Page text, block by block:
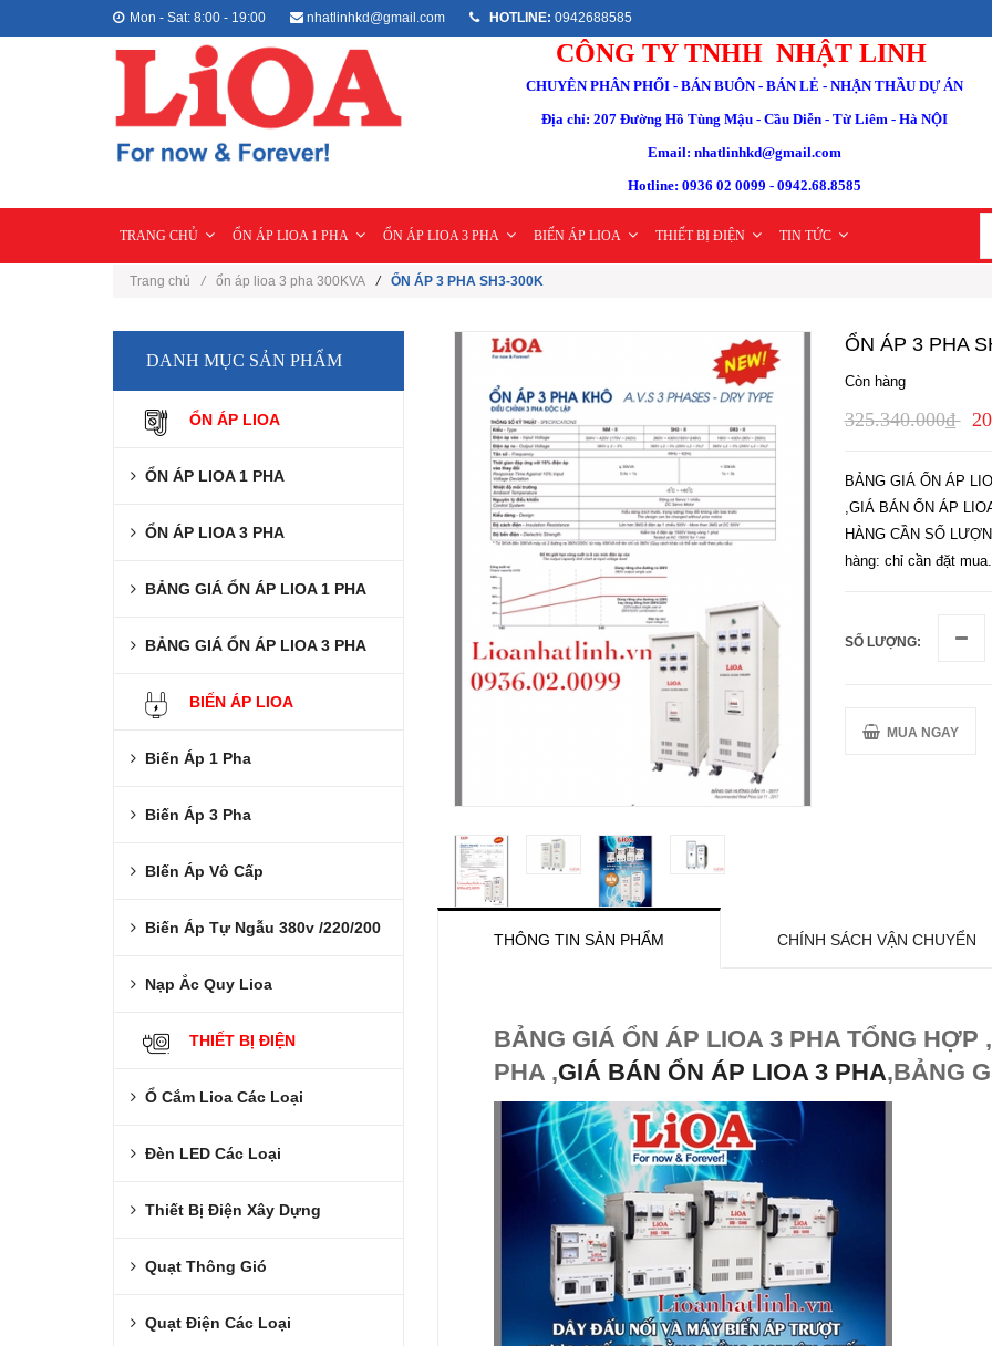
Mon - Sat: 8:00 - 19:00 nhatlinhkd@gmail.com HOTLINE: 0942688585
CÔNG TY TNHH NHẬT LINH
CHUYÊN PHÂN PHỐI - BÁN BUÔN - BÁN LẺ - NHẬN THẦU DỰ ÁN
Địa chỉ: 207 Đường Hồ Tùng Mậu - Cầu Diễn - Từ Liêm - Hà NỘI
Email: nhatlinhkd@gmail.com
Hotline: 0936 02 0099 - 0942.68.8585
TRANG CHỦ ỔN ÁP LIOA 1 PHA ỔN ÁP LIOA 3 PHA BIẾN ÁP LIOA THIẾT BỊ ĐIỆN TIN TỨC
Trang chủ / ổn áp lioa 3 pha 300KVA / ỔN ÁP 3 PHA SH3-300K
DANH MỤC SẢN PHẨM
ỔN ÁP LIOA
ỔN ÁP LIOA 1 PHA
ỔN ÁP LIOA 3 PHA
BẢNG GIÁ ỔN ÁP LIOA 1 PHA
BẢNG GIÁ ỔN ÁP LIOA 3 PHA
BIẾN ÁP LIOA
Biến Áp 1 Pha
Biến Áp 3 Pha
BIến Áp Vô Cấp
Biến Áp Tự Ngẫu 380v /220/200
Nạp Ắc Quy Lioa
THIẾT BỊ ĐIỆN
Ổ Cắm Lioa Các Loại
Đèn LED Các Loại
Thiết Bị Điện Xây Dựng
Quạt Thông Gió
Quạt Điện Các Loại
ỔN ÁP 3 PHA
Còn hàng
325.340.000₫
BẢNG GIÁ ỔN ÁP
,GIÁ BÁN ỔN ÁP
HÀNG CẦN SỐ
hàng: chỉ cần đặt
SỐ LƯỢNG:
MUA NGAY
THÔNG TIN SẢN PHẨM CHÍNH SÁCH VẬN CHUYỂN
BẢNG GIÁ ỔN ÁP LIOA 3 PHA TỔNG HỢP
PHA ,GIÁ BÁN ỔN ÁP LIOA 3 PHA,BẢNG